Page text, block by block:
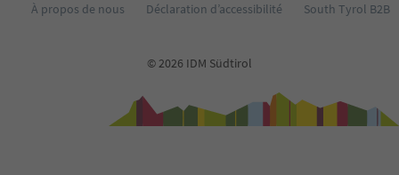
À propos de nous
Déclaration d’accessibilité South Tyrol B2B
© 2026 IDM Südtirol